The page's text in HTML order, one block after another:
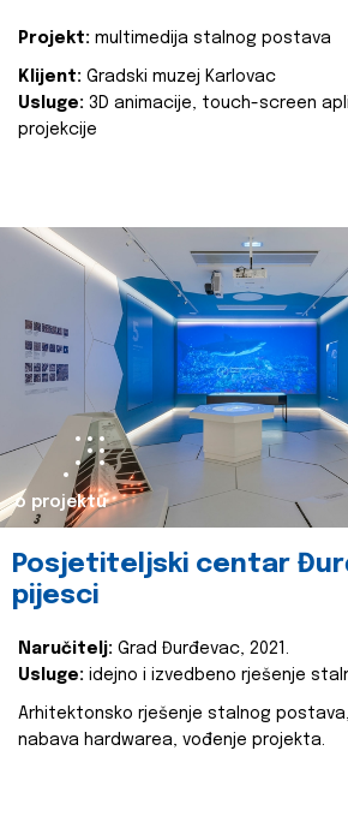
Projekt: multimedija stalnog postava
Klijent: Gradski muzej Karlovac
Usluge: 3D animacije, touch-screen
projekcije
o projektu
Posjetiteljski centar
pijesci
Naručitelj: Grad Đurđevac, 2021.
Usluge: idejno i izvedbeno rješenje
Arhitektonsko rješenje stalnog
nabava hardwarea, vođenje projekta.